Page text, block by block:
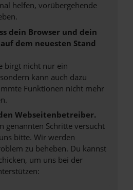
helfen, vorübergehende
dein Browser und dein
dem neuesten Stand
birgt nicht nur ein
kann auch dazu
Funktionen nicht mehr
Webseitenbetreiber.
genannten Schritte versucht
bitte. Wir werden
zu beheben. Du kannst
um uns bei der